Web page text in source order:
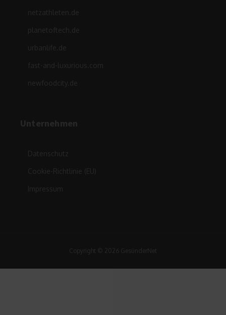
netzathleten.de
planetoftech.de
urbanlife.de
fast-and-luxurious.com
newfoodcity.de
Unternehmen
Datenschutz
Cookie-Richtlinie (EU)
Impressum
Copyright © 2026 GesünderNet